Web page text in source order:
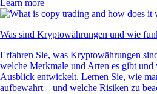
Learn more
Was sind Kryptowährungen und wie
Erfahren Sie, was Kryptowährungen
welche Merkmale und Arten es gibt
Ausblick entwickelt. Lernen Sie, wie
aufbewahrt – und welche Risiken zu